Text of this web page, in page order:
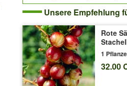
Unsere Empfehlung
Rote
1 Pflanze
32.00